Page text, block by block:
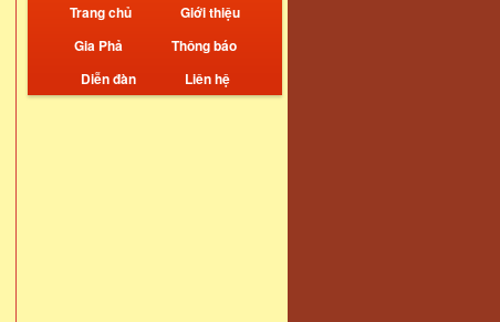
Trang chủ
Giới thiệu
Gia Phả
Thông báo
Diễn đàn
Liên hệ